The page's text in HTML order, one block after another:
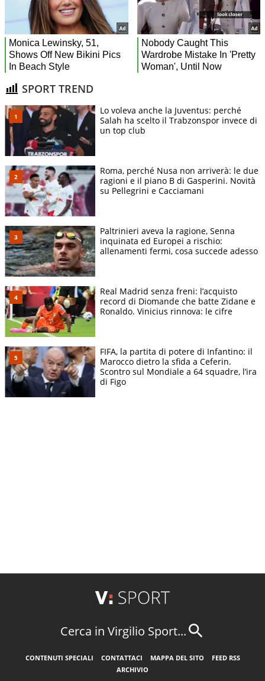
SPORT TREND
Lo voleva anche la Juventus: perché
Salah ha scelto il Trabzonspor invece di
un top club
Roma, perché Nusa non arriverà: le due
ragioni e il piano B di Gasperini. Novità
su Pellegrini e Cacciamani
Paltrinieri aveva la ragione, Senna
inquinata ed Europei a rischio:
allenamenti fermi, cosa succede adesso
Real Madrid senza freni: l’acquisto
record di Diomande che batte Zidane e
Ronaldo. Vinicius rinnova: le cifre
FIFA, la partita di potere di Infantino: il
Marocco dietro la sfida a Ceferin.
Scontro sul Mondiale a 64 squadre, l’ira
di Figo
Cerca in Virgilio Sport...
CONTENUTI SPECIALI CONTATTACI MAPPA DEL SITO
FEED RSS
ARCHIVIO